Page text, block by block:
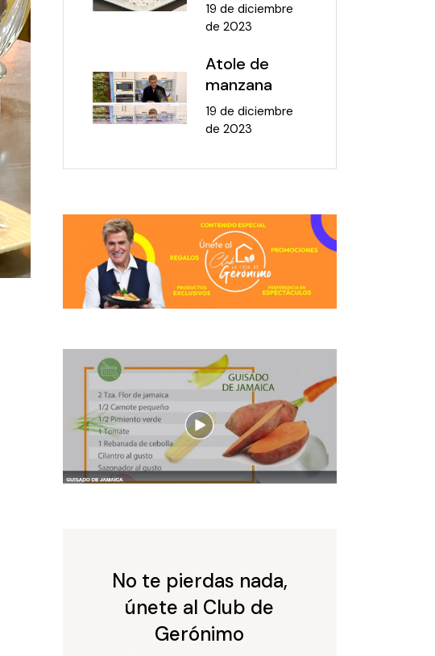
19 de diciembre
de 2023
Atole de
manzana
19 de diciembre
de 2023
No te pierdas nada,
únete al Club de
Gerónimo